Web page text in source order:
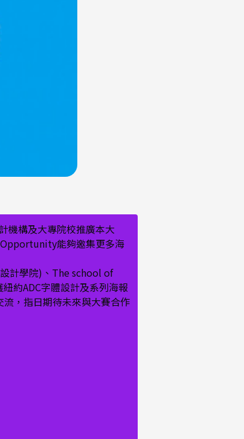
機構及大專院校推廣本大
Opportunity能夠邀集更多海
計學院)、The school of
約ADC字體設計及系列海報
，指日期待未來與大賽合作